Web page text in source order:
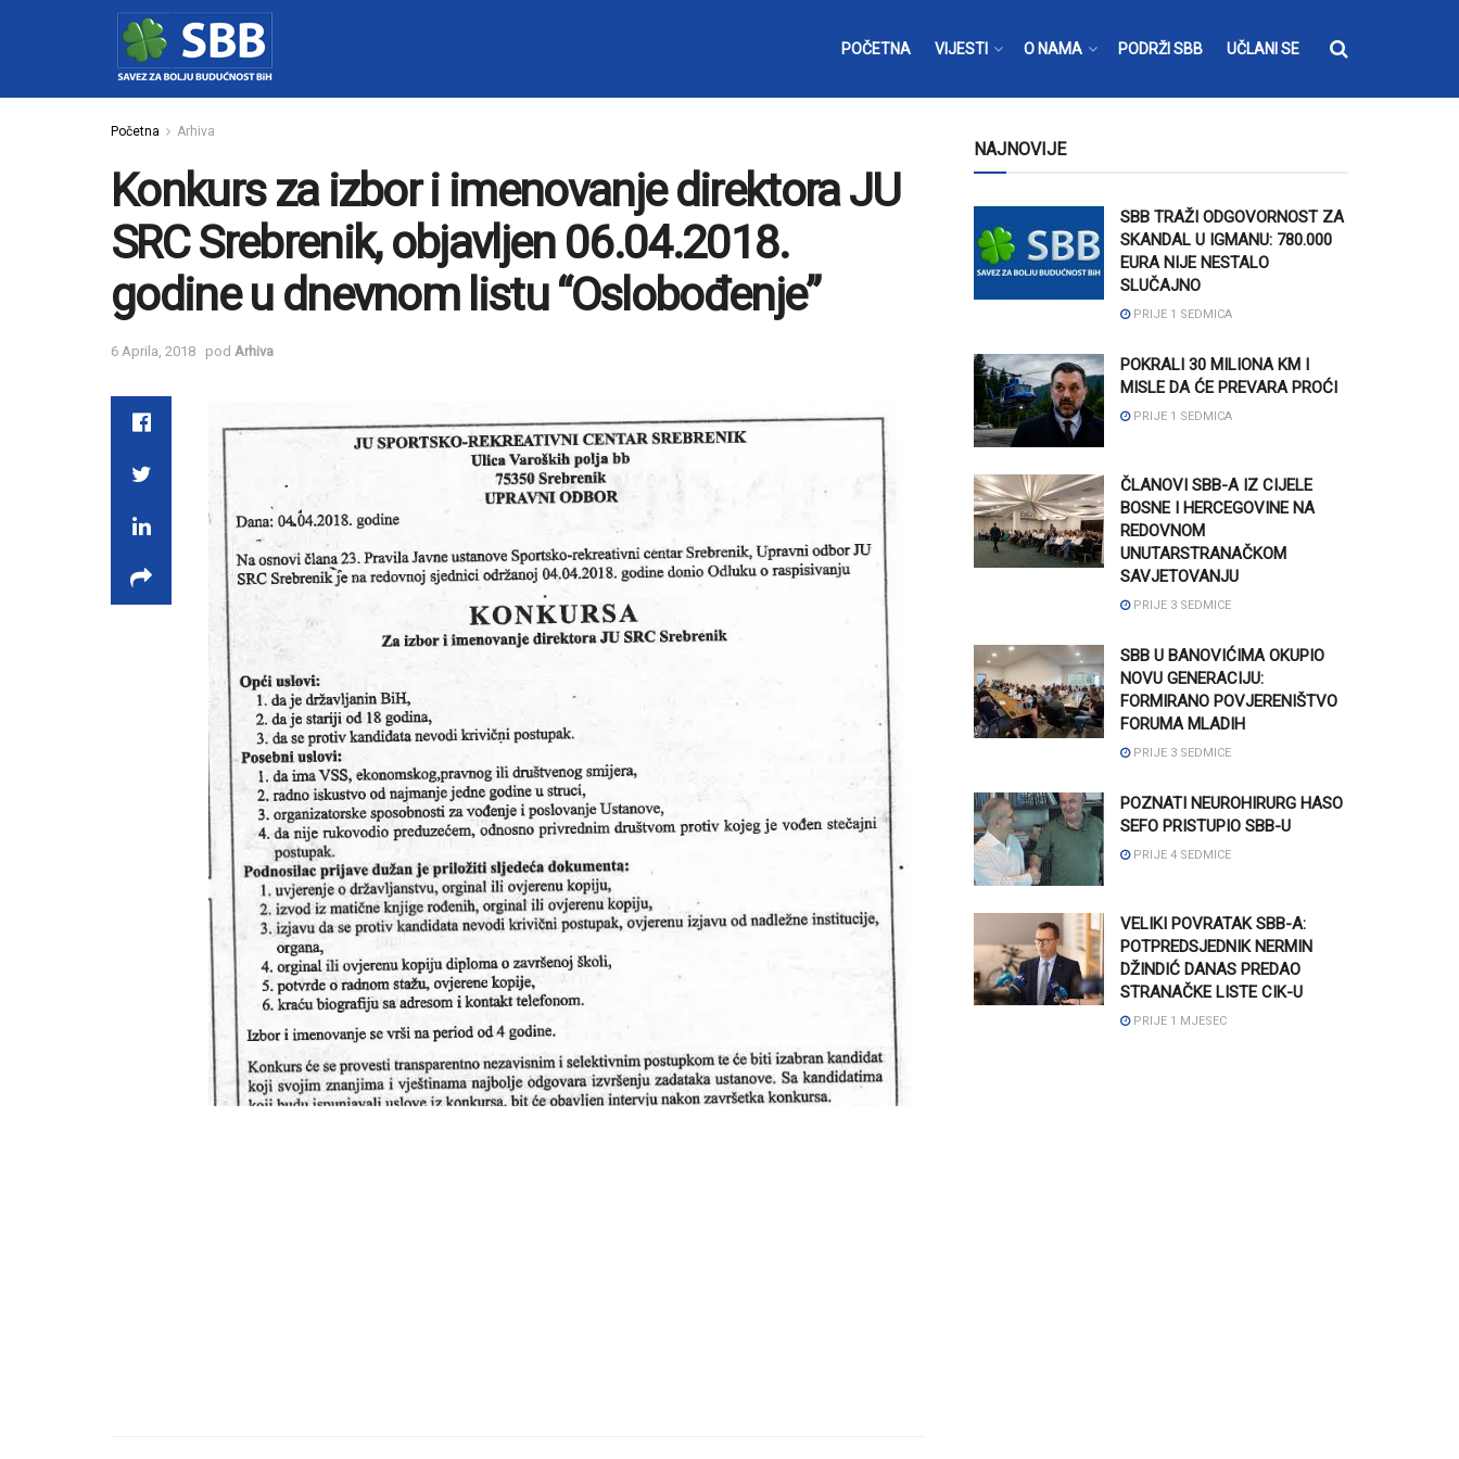
POČETNA VIJESTI O NAMA PODRŽI SBB UČLANI SE
Početna Arhiva
Konkurs za izbor i imenovanje direktora JU
SRC Srebrenik, objavljen 06.04.2018.
godine u dnevnom listu “Oslobođenje”
6 Aprila, 2018 pod Arhiva
NAJNOVIJE
SBB TRAŽI ODGOVORNOST ZA
SKANDAL U IGMANU: 780.000
EURA NIJE NESTALO
SLUČAJNO
PRIJE 1 SEDMICA
POKRALI 30 MILIONA KM I
MISLE DA ĆE PREVARA PROĆI
PRIJE 1 SEDMICA
ČLANOVI SBB-A IZ CIJELE
BOSNE I HERCEGOVINE NA
REDOVNOM
UNUTARSTRANAČKOM
SAVJETOVANJU
PRIJE 3 SEDMICE
SBB U BANOVIĆIMA OKUPIO
NOVU GENERACIJU:
FORMIRANO POVJERENIŠTVO
FORUMA MLADIH
PRIJE 3 SEDMICE
POZNATI NEUROHIRURG HASO
SEFO PRISTUPIO SBB-U
PRIJE 4 SEDMICE
VELIKI POVRATAK SBB-A:
POTPREDSJEDNIK NERMIN
DŽINDIĆ DANAS PREDAO
STRANAČKE LISTE CIK-U
PRIJE 1 MJESEC